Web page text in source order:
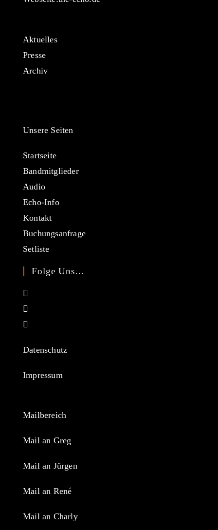
Aktuelles
Presse
Archiv
Unsere Seiten
Startseite
Bandmitglieder
Audio
Echo-Info
Kontakt
Buchungsanfrage
Setliste
Folge Uns…
a
Datenschutz
Impressum
Mailbereich
Mail an Greg
Mail an Jürgen
Mail an René
Mail an Charly